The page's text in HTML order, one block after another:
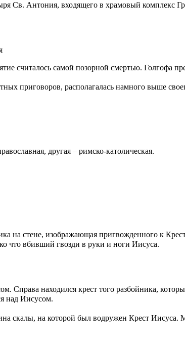
Св. Антония, входящего в храмовый комплекс
считалось самой позорной смертью. Голгофа
приговоров, располагалась намного выше
другая – римско-католическая.
на стене, изображающая пригвожденного к
что вбивший гвозди в руки и ноги Иисуса.
Справа находился крест того разбойника,
над Иисусом.
скалы, на которой был водружен Крест Иисуса.